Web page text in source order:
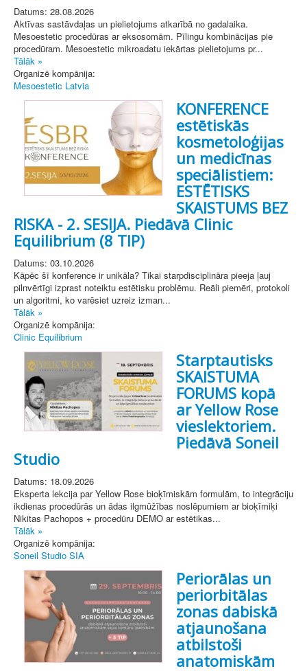
Datums: 28.08.2026
Aktīvas sastāvdaļas un pielietojums atkarībā no gadalaika.
Mesoestetic procedūras ar eksosomām. Pīlingu kombinācijas pie
procedūram. Mesoestetic mikroadatu iekārtas pielietojums pr...
Tālāk »
Organizē kompānija:
Mesoestetic Latvia
KONFERENCE
estētiskās
kosmetoloģijas
un medicīnas
speciālistiem:
ESTĒTISKS
SKAISTUMS BEZ
RISKA - 2. SESIJA. Piedāvā Clinic
Equilibrium (8 TIP)
Datums: 03.10.2026
Kāpēc šī konference ir unikāla? Tikai starpdisciplināra pieeja ļauj
pilnvērtīgi izprast noteiktu estētisku problēmu. Reāli piemēri, protokoli
un algoritmi, ko varēsiet uzreiz izman...
Tālāk »
Organizē kompānija:
Clinic Equilibrium
Starptautisks
SKAISTUMA
FORUMS kopā
ar Yellow Rose
vieslektoriem.
Piedāvā Soneil
Studio
Datums: 18.09.2026
Eksperta lekcija par Yellow Rose bioķīmiskām formulām, to integrāciju
ikdienas procedūrās un ādas ilgmūžības noslēpumiem ar bioķīmiķi
Nikitas Pachopos + procedūru DEMO ar estētikas...
Tālāk »
Organizē kompānija:
Soneil Studio SIA
Periorālas un
periorbitālas
zonas dabiskā
atjaunošana
atbilstoši
anatomiskām